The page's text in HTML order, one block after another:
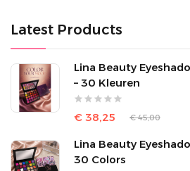
Latest Products
Lina Beauty
– 30 Kleuren
€ 38,25 € 45,00
Lina Beauty
30 Colors